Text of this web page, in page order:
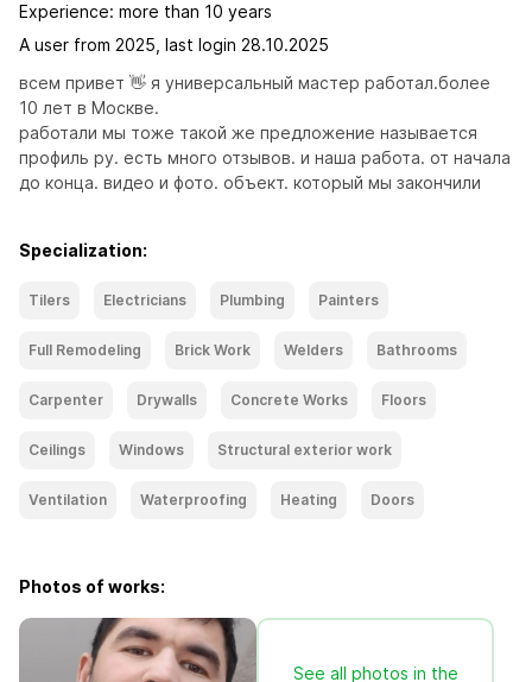
Experience: more than 10 years
A user from 2025, last login 28.10.2025
всем привет 👋 я универсальный мастер работал.более
10 лет в Москве.
работали мы тоже такой же предложение называется
профиль ру. есть много отзывов. и наша работа. от начала
до конца. видео и фото. объект. который мы закончили
Specialization:
Tilers Electricians Plumbing Painters
Full Remodeling Brick Work Welders Bathrooms
Carpenter Drywalls Concrete Works Floors
Ceilings Windows Structural exterior work
Ventilation Waterproofing Heating Doors
Photos of works:
See all photos in the